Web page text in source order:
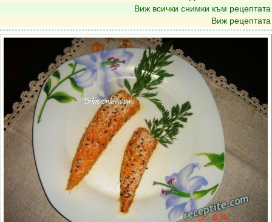
Виж всички снимки към рецептата
Виж рецептата